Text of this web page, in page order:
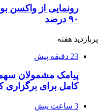
رونمایی از واکسن
۹۰ درصد
پربازدید هفته
23 دقیقه پیش
پیامک مشمولان
کامل برای برگزاری
3 ساعت پیش